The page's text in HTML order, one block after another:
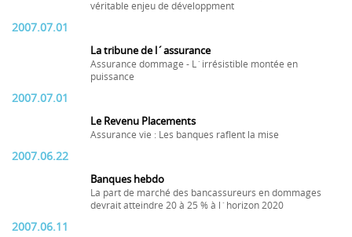
véritable enjeu de développment
2007.07.01
La tribune de l´assurance
Assurance dommage - L´irrésistible montée en
puissance
2007.07.01
Le Revenu Placements
Assurance vie : Les banques raflent la mise
2007.06.22
Banques hebdo
La part de marché des bancassureurs en dommages
devrait atteindre 20 à 25 % à l´horizon 2020
2007.06.11